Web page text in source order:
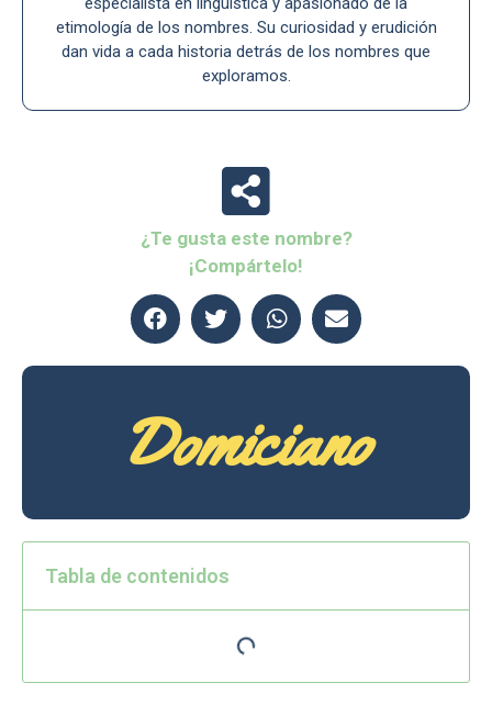
etimología de los nombres. Su curiosidad y erudición
dan vida a cada historia detrás de los nombres que
exploramos.
¿Te gusta este nombre?
¡Compártelo!
Domiciano
Tabla de contenidos